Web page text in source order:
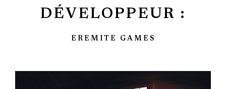
DÉVELOPPEUR :
EREMITE GAMES